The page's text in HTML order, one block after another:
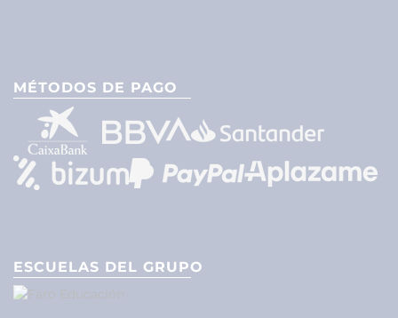
MÉTODOS DE PAGO
ESCUELAS DEL GRUPO